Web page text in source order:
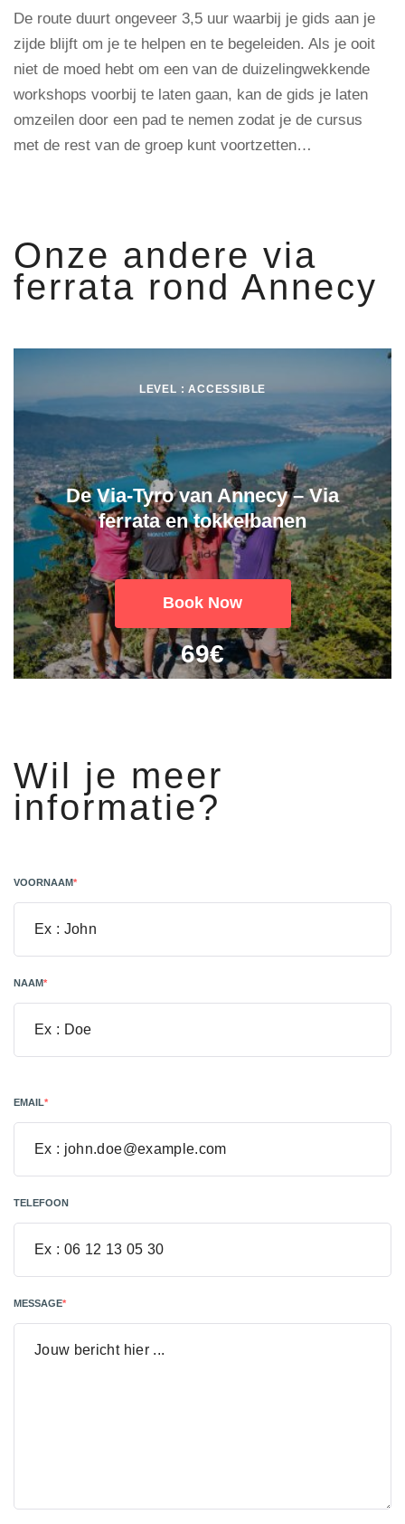
De route duurt ongeveer 3,5 uur waarbij je gids aan je
zijde blijft om je te helpen en te begeleiden. Als je ooit
niet de moed hebt om een ​​van de duizelingwekkende
workshops voorbij te laten gaan, kan de gids je laten
omzeilen door een pad te nemen zodat je de cursus
met de rest van de groep kunt voortzetten…
Onze andere via
ferrata rond Annecy
LEVEL : ACCESSIBLE
De Via-Tyro van Annecy – Via
ferrata en tokkelbanen
Book Now
69€
Wil je meer
informatie?
VOORNAAM*
NAAM*
EMAIL*
TELEFOON
MESSAGE*